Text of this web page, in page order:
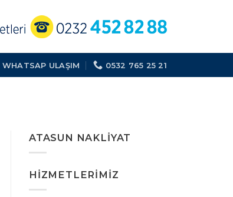
WHATSAP ULAŞIM 0532 765 25 21
ATASUN NAKLIYAT
HIZMETLERIMIZ